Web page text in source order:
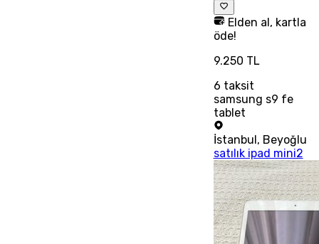
Elden al, kartla
öde!
9.250 TL
6 taksit
samsung s9 fe
tablet
İstanbul, Beyoğlu
satılık ipad mini2